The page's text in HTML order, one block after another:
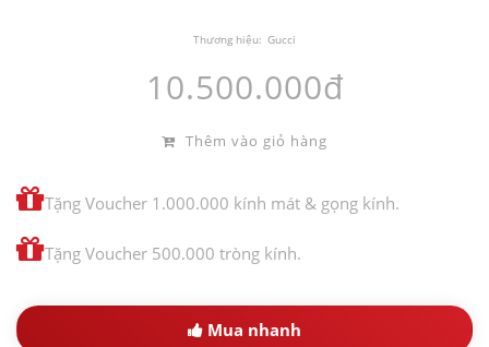
Thương hiệu: Gucci
10.500.000đ
Thêm vào giỏ hàng
Tặng Voucher 1.000.000 kính mát & gọng kính.
Tặng Voucher 500.000 tròng kính.
Mua nhanh